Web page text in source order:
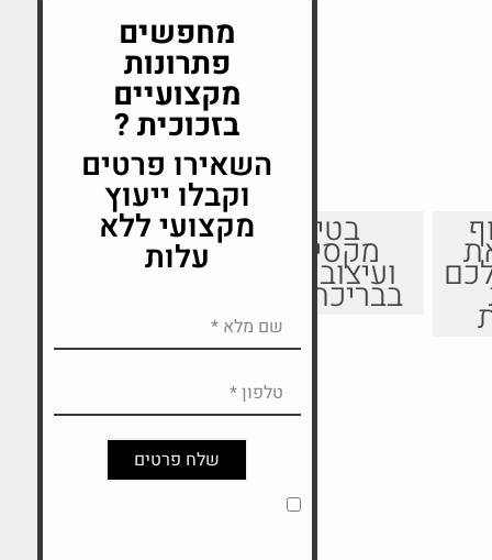
בטיחות
מקסימלית
ועיצוב יוקרתי
בבריכה שלכם
מחפשים
פתרונות
מקצועיים
בזכוכית ?
השאירו פרטים
וקבלו ייעוץ
מקצועי ללא
עלות
שלח פרטים